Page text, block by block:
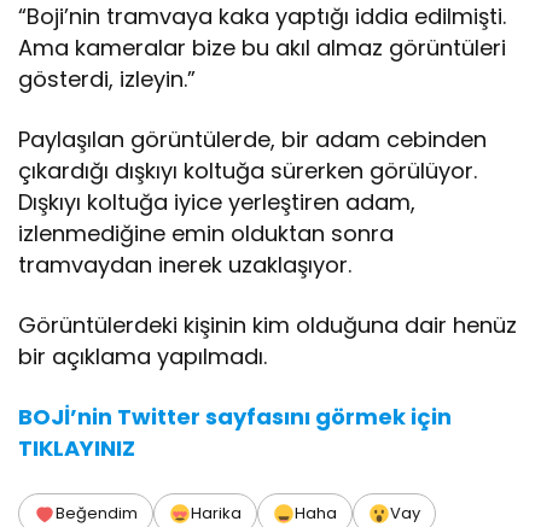
“Boji’nin tramvaya kaka yaptığı iddia edilmişti.
Ama kameralar bize bu akıl almaz görüntüleri
gösterdi, izleyin.”
Paylaşılan görüntülerde, bir adam cebinden
çıkardığı dışkıyı koltuğa sürerken görülüyor.
Dışkıyı koltuğa iyice yerleştiren adam,
izlenmediğine emin olduktan sonra
tramvaydan inerek uzaklaşıyor.
Görüntülerdeki kişinin kim olduğuna dair henüz
bir açıklama yapılmadı.
BOJİ’nin Twitter sayfasını görmek için
TIKLAYINIZ
Beğendim Harika Haha
Vay